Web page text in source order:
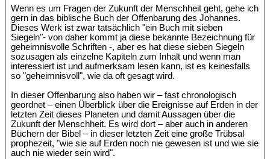
Wenn es um Fragen der Zukunft der Menschheit geht, gehe ich
gern in das biblische Buch der Offenbarung des Johannes.
Dieses Werk ist zwar tatsächlich "ein Buch mit sieben
Siegeln"- von daher kommt ja diese bekannte Bezeichnung für
geheimnisvolle Schriften -, aber es hat diese sieben Siegeln
sozusagen als einzelne Kapiteln zum Inhalt und wenn man
interessiert ist und aufmerksam lesen kann, ist es keinesfalls
so "geheimnisvoll", wie da oft gesagt wird.
In dieser Offenbarung also haben wir – fast chronologisch
geordnet – einen Überblick über die Ereignisse auf Erden in der
letzten Zeit dieses Planeten und damit Aussagen über die
Zukunft der Menschheit. Es wird dort – aber auch in anderen
Büchern der Bibel – in dieser letzten Zeit eine große Trübsal
prophezeit, "wie sie auf Erden noch nie gewesen ist und wie sie
auch nie wieder sein wird".